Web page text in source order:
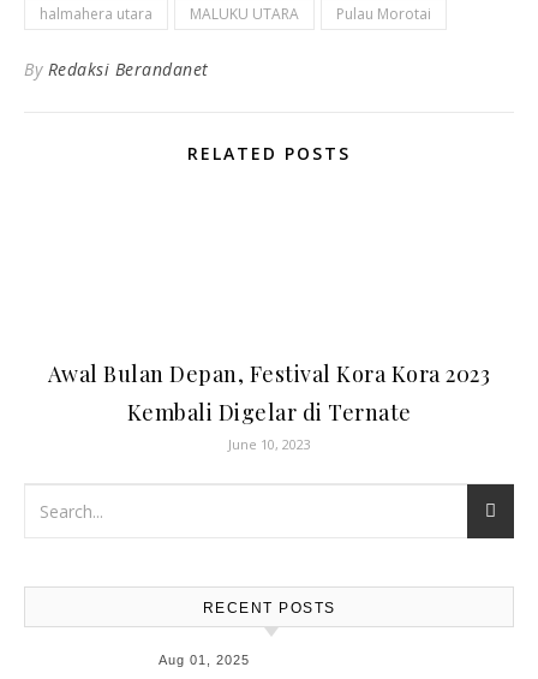
halmahera utara
MALUKU UTARA Pulau Morotai
By Redaksi Berandanet
RELATED POSTS
Awal Bulan Depan, Festival Kora Kora 2023
Kembali Digelar di Ternate
June 10, 2023
RECENT POSTS
Aug 01, 2025